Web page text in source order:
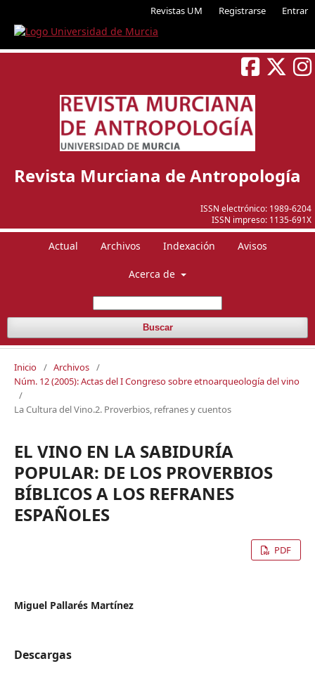
Revistas UM Registrarse Entrar
ISSN electrónico: 1989-6204
ISSN impreso: 1135-691X
Revista Murciana de Antropología
Actual Archivos Indexación Avisos
Acerca de
Buscar
Inicio / Archivos /
Núm. 12 (2005): Actas del I Congreso sobre etnoarqueología del vino
/
La Cultura del Vino.2. Proverbios, refranes y cuentos
EL VINO EN LA SABIDURÍA
POPULAR: DE LOS PROVERBIOS
BÍBLICOS A LOS REFRANES
ESPAÑOLES
PDF
Miguel Pallarés Martínez
Descargas